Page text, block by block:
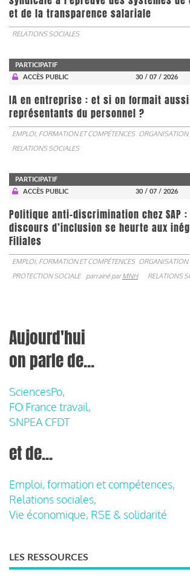
et de la transparence salariale
RELATIONS SOCIALES
PARTICIPATIF
ACCÈS PUBLIC
30 / 07 / 2026
IA en entreprise : et si on formait
représentants du personnel ?
EMPLOI, FORMATION ET COMPÉTENCES ORGANISATION
RELATIONS SOCIALES
PARTICIPATIF
ACCÈS PUBLIC
30 / 07 / 2026
Politique anti-discrimination chez SAP :
discours d’inclusion se heurte aux
Filiales
EMPLOI, FORMATION ET COMPÉTENCES ORGANISATION
PROTECTION SOCIALE
parrainé parMNH RELATIONS
Aujourd'hui
on parle de...
SciencesPo,
FO France travail,
SNPEA CFDT
et de...
Emploi, formation et compétences,
Relations sociales,
Vie économique, RSE & solidarité
LES RESSOURCES